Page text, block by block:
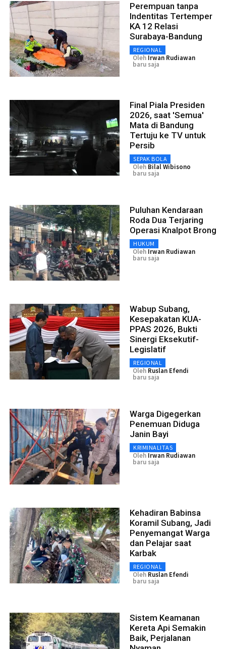
Perempuan tanpa
Indentitas Tertemper
KA 12 Relasi
Surabaya-Bandung
REGIONAL
Oleh Irwan Rudiawan
baru saja
Final Piala Presiden
2026, saat 'Semua'
Mata di Bandung
Tertuju ke TV untuk
Persib
SEPAK BOLA
Oleh Bilal Wibisono
baru saja
Puluhan Kendaraan
Roda Dua Terjaring
Operasi Knalpot Brong
HUKUM
Oleh Irwan Rudiawan
baru saja
Wabup Subang,
Kesepakatan KUA-
PPAS 2026, Bukti
Sinergi Eksekutif-
Legislatif
REGIONAL
Oleh Ruslan Efendi
baru saja
Warga Digegerkan
Penemuan Diduga
Janin Bayi
KRIMINALITAS
Oleh Irwan Rudiawan
baru saja
Kehadiran Babinsa
Koramil Subang, Jadi
Penyemangat Warga
dan Pelajar saat
Karbak
REGIONAL
Oleh Ruslan Efendi
baru saja
Sistem Keamanan
Kereta Api Semakin
Baik, Perjalanan